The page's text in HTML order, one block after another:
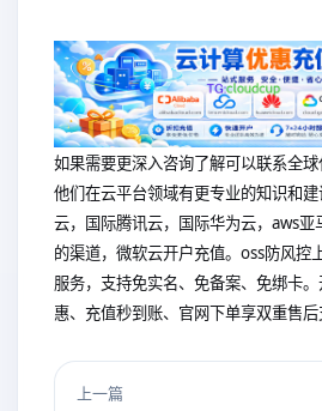
如果需要更深入咨询了解可以联系全球
他们在云平台领域有更专业的知识和
云，国际腾讯云，国际华为云，aws亚
的渠道，微软云开户充值。oss防风控
服务，支持免实名、免备案、免绑卡
惠、充值秒到账、官网下单享双重售后
上一篇